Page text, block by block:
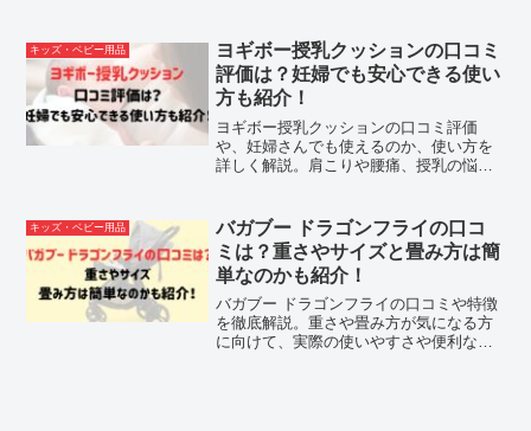
キッズ・ベビー用品
ヨギボー授乳クッションの口コミ
評価は？妊婦でも安心できる使い
方も紹介！
ヨギボー授乳クッションの口コミ評価
や、妊婦さんでも使えるのか、使い方を
詳しく解説。肩こりや腰痛、授乳の悩み
情報を紹介します。
キッズ・ベビー用品
バガブー ドラゴンフライの口コ
ミは？重さやサイズと畳み方は簡
単なのかも紹介！
バガブー ドラゴンフライの口コミや特徴
を徹底解説。重さや畳み方が気になる方
に向けて、実際の使いやすさや便利な機